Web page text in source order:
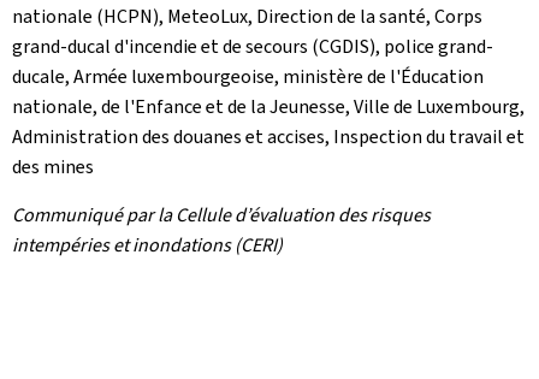
nationale (HCPN), MeteoLux, Direction de la santé, Corps
grand-ducal d'incendie et de secours (CGDIS), police grand-
ducale, Armée luxembourgeoise, ministère de l'Éducation
nationale, de l'Enfance et de la Jeunesse, Ville de Luxembourg,
Administration des douanes et accises, Inspection du travail et
des mines
Communiqué par la Cellule d’évaluation des risques
intempéries et inondations (CERI)